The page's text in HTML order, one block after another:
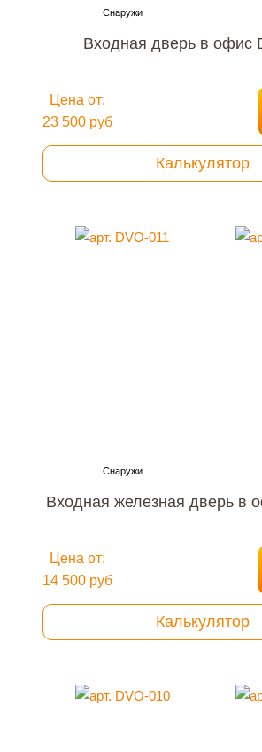
Входная дверь в офис
Цена от:
23 500 руб
Калькулятор
Входная железная дверь в
Цена от:
14 500 руб
Калькулятор